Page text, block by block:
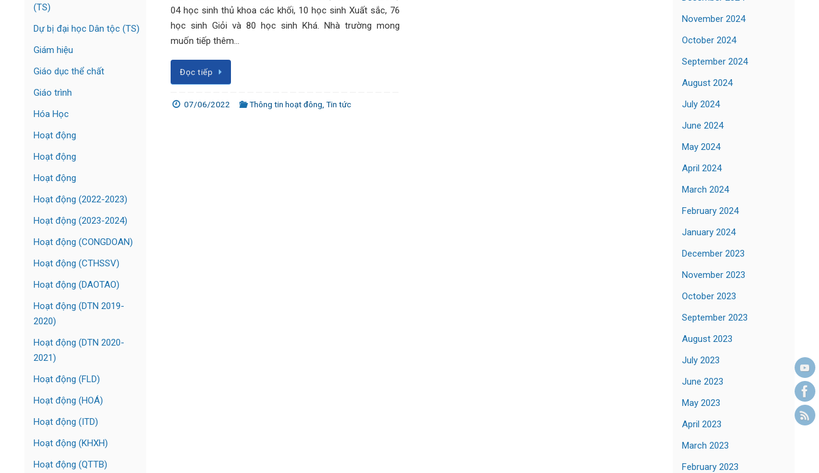
04 học sinh thủ khoa các khối, 10 học sinh Xuất sắc, 76
học sinh Giỏi và 80 học sinh Khá. Nhà trường mong
muốn tiếp thêm…
Đọc tiếp
07/06/2022 Thông tin hoạt đông ,Tin tức
(TS)
Dự bị đại học Dân tộc (TS)
Giám hiệu
Giáo dục thể chất
Giáo trình
Hóa Học
Hoạt động
Hoạt động
Hoạt động
Hoạt động (2022-2023)
Hoạt động (2023-2024)
Hoạt động (CONGDOAN)
Hoạt động (CTHSSV)
Hoạt động (DAOTAO)
Hoạt động (DTN 2019-
2020)
Hoạt động (DTN 2020-
2021)
Hoạt động (FLD)
Hoạt động (HOÁ)
Hoạt động (ITD)
Hoạt động (KHXH)
Hoạt động (QTTB)
November 2024
October 2024
September 2024
August 2024
July 2024
June 2024
May 2024
April 2024
March 2024
February 2024
January 2024
December 2023
November 2023
October 2023
September 2023
August 2023
July 2023
June 2023
May 2023
April 2023
March 2023
February 2023